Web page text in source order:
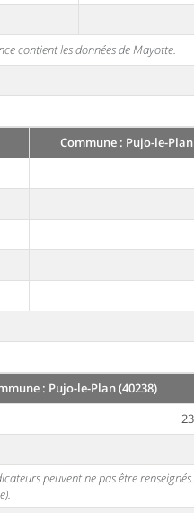
contient les données de Mayotte.
Commune : Pujo-le-Plan
: Pujo-le-Plan (40238)
peuvent ne pas être